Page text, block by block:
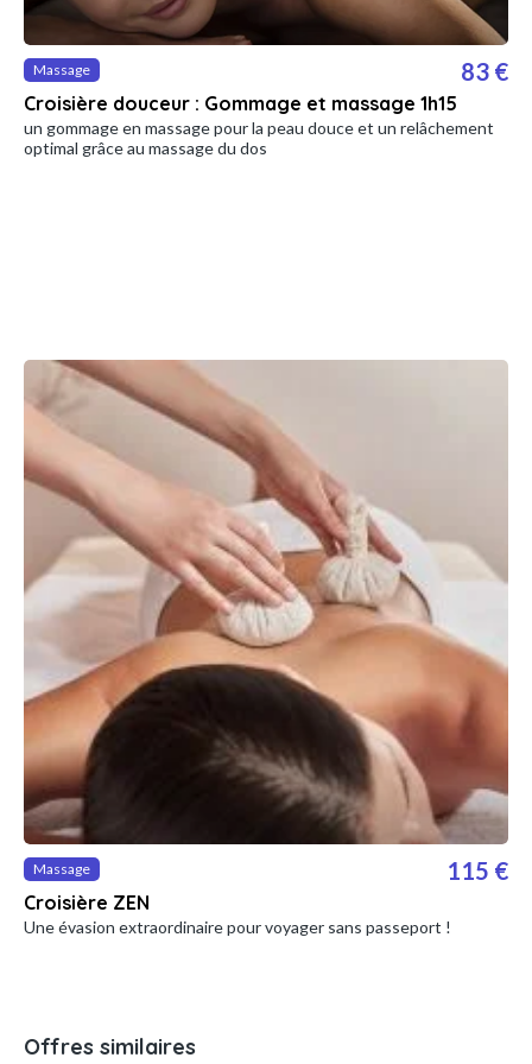
Massage
Croisière douceur : Gommage et massage 1h15
83 €
un gommage en massage pour la peau douce et un relâchement
optimal grâce au massage du dos
Massage
Croisière ZEN
115 €
Une évasion extraordinaire pour voyager sans passeport !
Offres similaires